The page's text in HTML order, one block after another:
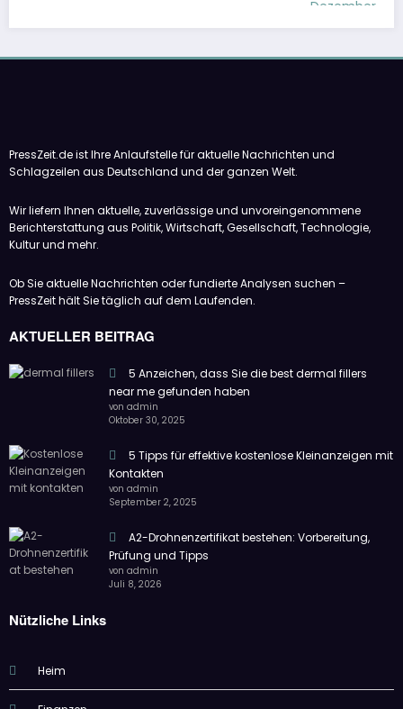
PressZeit.de ist Ihre Anlaufstelle für aktuelle Nachrichten und
Wir liefern Ihnen aktuelle, zuverlässige und unvoreingenommene
Berichterstattung aus Politik, Wirtschaft, Gesellschaft, Technologie,
Ob Sie aktuelle Nachrichten oder fundierte Analysen suchen –
5 Anzeichen, dass Sie die best dermal fillers
near me gefunden haben
von admin
5 Tipps für effektive kostenlose Kleinanzeigen mit
Kontakten
von admin
A2-Drohnenzertifikat bestehen: Vorbereitung,
Prüfung und Tipps
von admin
Heim